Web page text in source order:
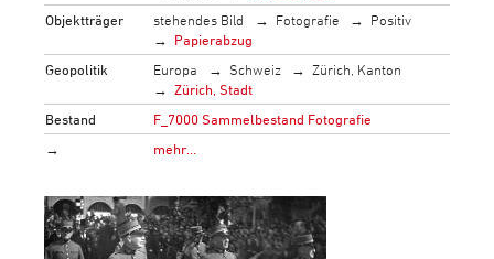
Objektträger
stehendes Bild Fotografie
Positiv
Papierabzug
Geopolitik
Europa Schweiz
Zürich, Kanton
Zürich, Stadt
Bestand
F_7000 Sammelbestand Fotografie
→
mehr…